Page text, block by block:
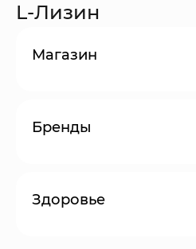
L-Лизин
Магазин
Бренды
Здоровье